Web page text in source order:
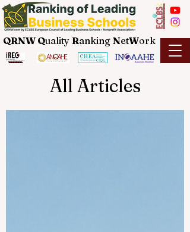
QRNW Quality Ranking NetWork
All Articles